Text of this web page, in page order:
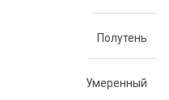
Полутень
Умеренный